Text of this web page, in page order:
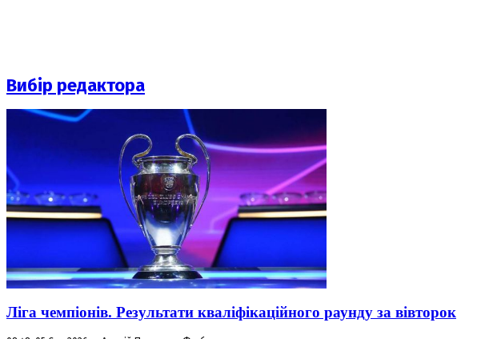
Вибір редактора
Ліга чемпіонів. Результати кваліфікаційного раунду за вівторок